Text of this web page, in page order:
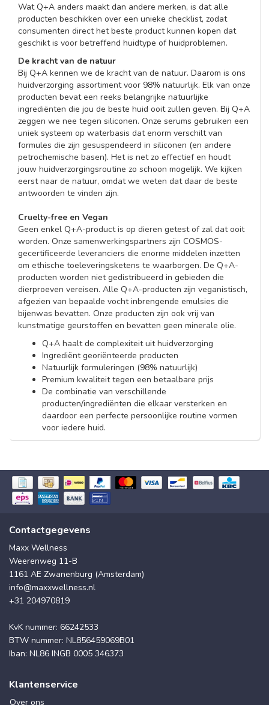
Wat Q+A anders maakt dan andere merken, is dat alle
producten beschikken over een unieke checklist, zodat
consumenten direct het beste product kunnen kopen dat
geschikt is voor betreffend huidtype of huidproblemen.
De kracht van de natuur
Bij Q+A kennen we de kracht van de natuur. Daarom is ons
huidverzorging assortiment voor 98% natuurlijk. Elk van onze
producten bevat een reeks belangrijke natuurlijke
ingrediënten die jou de beste huid ooit zullen geven. Bij Q+A
zeggen we nee tegen siliconen. Onze serums gebruiken een
uniek systeem op waterbasis dat enorm verschilt van
formules die zijn gesuspendeerd in siliconen (en andere
petrochemische basen). Het is net zo effectief en houdt
jouw huidverzorgingsroutine zo schoon mogelijk. We kijken
eerst naar de natuur, omdat we weten dat daar de beste
antwoorden te vinden zijn.
Cruelty-free en Vegan
Geen enkel Q+A-product is op dieren getest of zal dat ooit
worden. Onze samenwerkingspartners zijn COSMOS-
gecertificeerde leveranciers die enorme middelen inzetten
om ethische toeleveringsketens te waarborgen. De Q+A-
producten worden niet gedistribueerd in gebieden die
dierproeven vereisen. Alle Q+A-producten zijn veganistisch,
afgezien van bepaalde vocht inbrengende emulsies die
bijenwas bevatten. Onze producten zijn ook vrij van
kunstmatige geurstoffen en bevatten geen minerale olie.
Q+A haalt de complexiteit uit huidverzorging
Ingrediënt georiënteerde producten
Natuurlijk formuleringen (98% natuurlijk)
Premium kwaliteit tegen een betaalbare prijs
De combinatie van verschillende
producten/ingrediënten die elkaar versterken en
daardoor een perfecte persoonlijke routine vormen
voor iedere huid.
Contactgegevens
Maxx Wellness
Weerenweg 11-B
1161 AE Zwanenburg (Amsterdam)
info@maxxwellness.nl
+31 204970819
KvK nummer: 66242533
BTW nummer: NL856459069B01
Iban: NL86 INGB 0005 346373
Klantenservice
Over ons